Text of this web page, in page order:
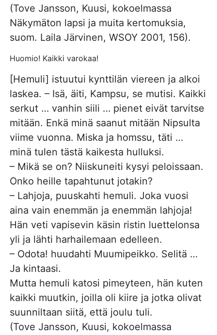
(Tove Jansson, Kuusi, kokoelmassa
Näkymäton lapsi ja muita kertomuksia,
suom. Laila Järvinen, WSOY 2001, 156).
Huomio! Kaikki varokaa!
[Hemuli] istuutui kynttilän viereen ja alkoi
laskea. – Isä, äiti, Kampsu, se mutisi. Kaikki
serkut … vanhin siili … pienet eivät tarvitse
mitään. Enkä minä saanut mitään Nipsulta
viime vuonna. Miska ja homssu, täti …
minä tulen tästä kaikesta hulluksi.
– Mikä se on? Niiskuneiti kysyi peloissaan.
Onko heille tapahtunut jotakin?
– Lahjoja, puuskahti hemuli. Joka vuosi
aina vain enemmän ja enemmän lahjoja!
Hän veti vapisevin käsin ristin luettelonsa
yli ja lähti harhailemaan edelleen.
– Odota! huudahti Muumipeikko. Selitä …
Ja kintaasi.
Mutta hemuli katosi pimeyteen, hän kuten
kaikki muutkin, joilla oli kiire ja jotka olivat
suunniltaan siitä, että joulu tuli.
(Tove Jansson, Kuusi, kokoelmassa